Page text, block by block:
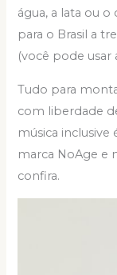
água, a lata ou
para o Brasil a
(você pode usar
Tudo para
com liberdade
música
marca NoAge e
confira.